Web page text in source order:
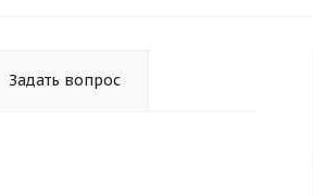
Задать вопрос